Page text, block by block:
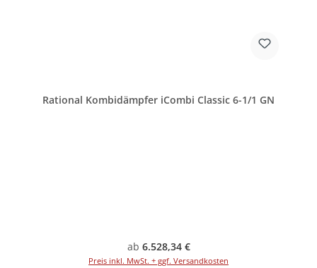
Rational Kombidämpfer iCombi Classic 6-1/1 GN
Regulärer Preis:
ab 6.528,34 €
Preis inkl. MwSt. + ggf. Versandkosten